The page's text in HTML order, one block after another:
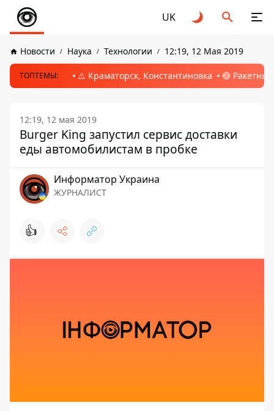
UK
Новости Наука Технологии 12:19, 12 Мая 2019
ТОПТЕМЫ: ⚠️ Краматорск, Константиновка 🔴
12:19, 12 мая 2019
Burger King запустил сервис доставки
еды автомобилистам в пробке
Информатор Украина
ЖУРНАЛИСТ
👍